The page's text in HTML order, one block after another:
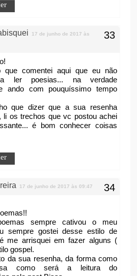
17 de junho de 2017 às
que comentei aqui que eu não
ler poesias... na verdade
ando com pouquíssimo tempo
que dizer que a sua resenha
li os trechos que vc postou achei
é bom conhecer coisas
17 de junho de 2017 às 09:47
sempre cativou o meu
sempre gostei desse estilo de
me arrisquei em fazer alguns (
gospel.
da sua resenha, da forma como
como será a leitura do